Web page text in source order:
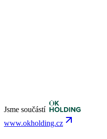
Jsme součástí
www.okholding.cz